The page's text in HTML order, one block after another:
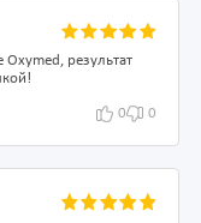
результат
0 0